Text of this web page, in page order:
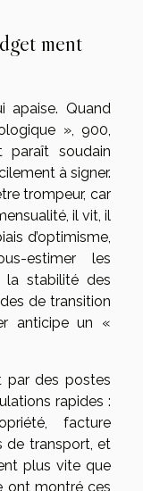
ment
apaise. Quand
», 900,
soudain
à signer.
trompeur, car
il vit, il
d’optimisme,
estimer les
la stabilité des
de transition
anticipe un «
par des postes
rapides :
facture
de transport, et
plus vite que
ont montré ces